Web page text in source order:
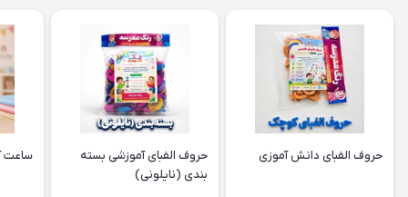
حروف الفبای دانش آموزی
حروف الفبای آموزشی بسته
بندی (نایلونی)
ساعت